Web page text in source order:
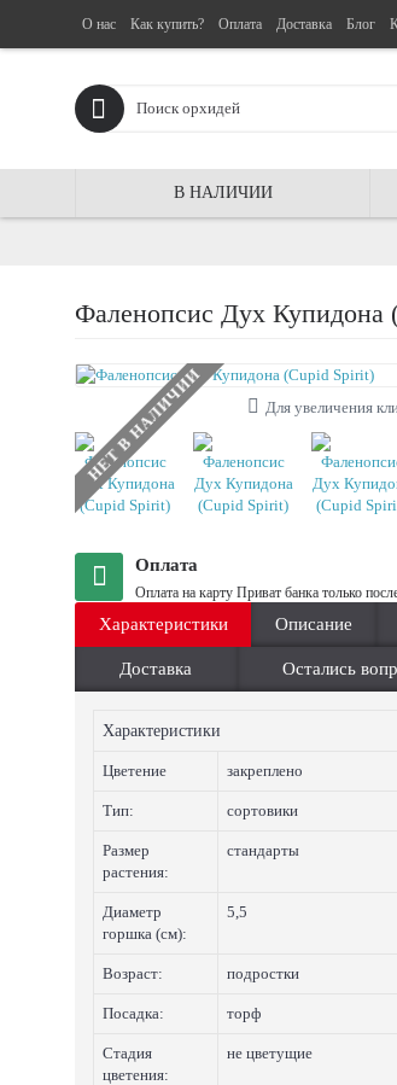
О нас Как купить? Оплата Доставка Блог
В НАЛИЧИИ
Фаленопсис Дух Купидона
НЕТ В НАЛИЧИИ Для увеличения
Оплата
Оплата на карту Приват банка только
Характеристики Описание
Доставка Остались
Характеристики
Цветение закреплено
Тип: сортовики
Размер
растения:
стандарты
Диаметр
горшка (см):
5,5
Возраст: подростки
Посадка: торф
Стадия
цветения:
не цветущие